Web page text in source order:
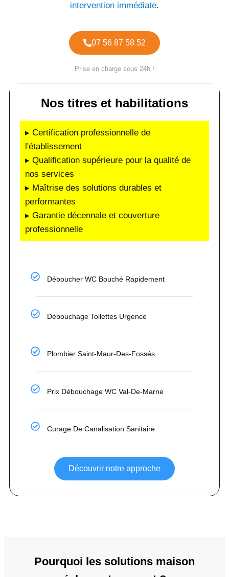
intervention immédiate.
07 56 87 58 52
Prise en charge sous 24h !
Nos titres et habilitations
▸ Certification professionnelle de
l'établissement
▸ Qualification supérieure pour la qualité de
nos services
▸ Maîtrise des solutions durables et
performantes
▸ Garantie décennale et couverture
professionnelle
Déboucher WC Bouché Rapidement
Débouchage Toilettes Urgence
Plombier Saint-Maur-Des-Fossés
Prix Débouchage WC Val-De-Marne
Curage De Canalisation Sanitaire
Découvrir notre approche
Pourquoi les solutions maison